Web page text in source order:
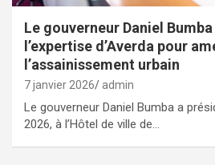
Le gouverneur Daniel
l’expertise d’Averda pour
l’assainissement urbain
7 janvier 2026 admin
Le gouverneur Daniel Bumba a
2026, à l’Hôtel de ville de…